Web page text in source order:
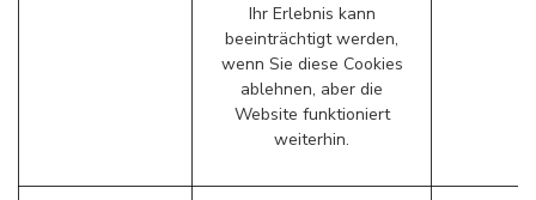
Ihr Erlebnis kann
beeinträchtigt werden,
wenn Sie diese Cookies
ablehnen, aber die
Website funktioniert
weiterhin.